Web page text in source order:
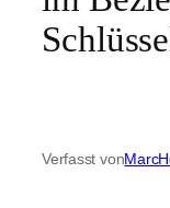
Verfasst von